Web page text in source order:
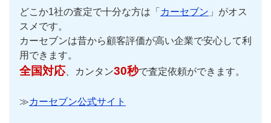
どこか1社の査定で十分な方は「 カーセブン 」がオス
スメです。
カーセブンは昔から顧客評価が高い企業で安心して利
用できます。
全国対応、カンタン30秒で査定依頼ができます。
≫カーセブン公式サイト